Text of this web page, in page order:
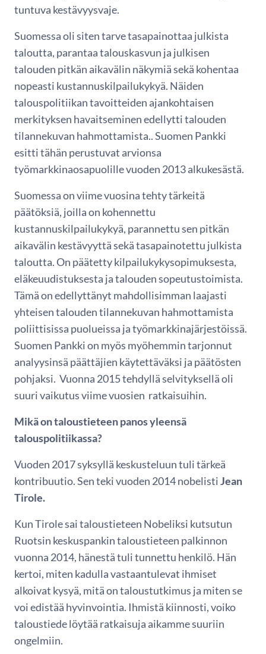
tuntuva kestävyysvaje.
Suomessa oli siten tarve tasapainottaa julkista
taloutta, parantaa talouskasvun ja julkisen
talouden pitkän aikavälin näkymiä sekä kohentaa
nopeasti kustannuskilpailukykyä. Näiden
talouspolitiikan tavoitteiden ajankohtaisen
merkityksen havaitseminen edellytti talouden
tilannekuvan hahmottamista.. Suomen Pankki
esitti tähän perustuvat arvionsa
työmarkkinaosapuolille vuoden 2013 alkukesästä.
Suomessa on viime vuosina tehty tärkeitä
päätöksiä, joilla on kohennettu
kustannuskilpailukykyä, parannettu sen pitkän
aikavälin kestävyyttä sekä tasapainotettu julkista
taloutta. On päätetty kilpailukykysopimuksesta,
eläkeuudistuksesta ja talouden sopeutustoimista.
Tämä on edellyttänyt mahdollisimman laajasti
yhteisen talouden tilannekuvan hahmottamista
poliittisissa puolueissa ja työmarkkinajärjestöissä.
Suomen Pankki on myös myöhemmin tarjonnut
analyysinsä päättäjien käytettäväksi ja päätösten
pohjaksi. Vuonna 2015 tehdyllä selvityksellä oli
suuri vaikutus viime vuosien ratkaisuihin.
Mikä on taloustieteen panos yleensä
talouspolitiikassa?
Vuoden 2017 syksyllä keskusteluun tuli tärkeä
kontribuutio. Sen teki vuoden 2014 nobelistiJean
Tirole.
Kun Tirole sai taloustieteen Nobeliksi kutsutun
Ruotsin keskuspankin taloustieteen palkinnon
vuonna 2014, hänestä tuli tunnettu henkilö. Hän
kertoi, miten kadulla vastaantulevat ihmiset
alkoivat kysyä, mitä on taloustutkimus ja miten se
voi edistää hyvinvointia. Ihmistä kiinnosti, voiko
taloustiede löytää ratkaisuja aikamme suuriin
ongelmiin.